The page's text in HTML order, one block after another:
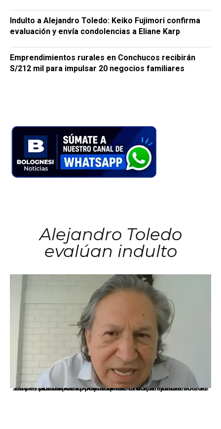
Indulto a Alejandro Toledo: Keiko Fujimori confirma
evaluación y envía condolencias a Eliane Karp
Emprendimientos rurales en Conchucos recibirán
S/212 mil para impulsar 20 negocios familiares
Alejandro Toledo
evalúan indulto
La presidenta Keiko Fujimori informó que la solicitud de indulto presentada por el expresidente Alejandro Toledo será evaluada por la Comisión de Gracias Presidenciales conforme al procedimiento establecido.